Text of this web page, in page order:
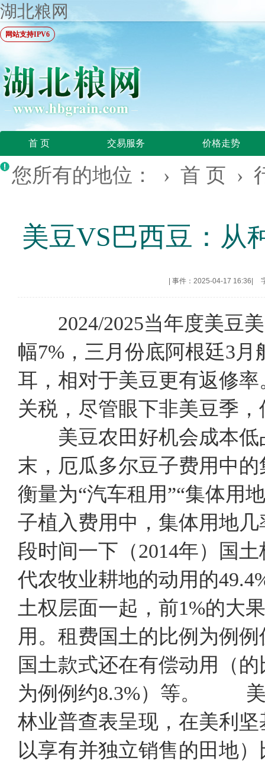
湖北粮网
网站支持IPV6
首 页 交易服务 价格走势
您所有的地位： › 首 页 ›
美豆VS巴西豆：从
事件：2025-04-17 16:36
2024/2025当年度美豆
幅7%，三月份底阿根廷3
耳，相对于美豆更有返修
关税，尽管眼下非美豆季
美豆农田好机会成本低
末，厄瓜多尔豆子费用中
衡量为“汽车租用”“集体用
子植入费用中，集体用地
段时间一下（2014年）国
代农牧业耕地的动用的
土权层面一起，前1%的大
用。租费国土的比例为例
国土款式还在有偿动用（
为例例约8.3%）等。 美
林业普查表呈现，在美利
以享有并独立销售的田地